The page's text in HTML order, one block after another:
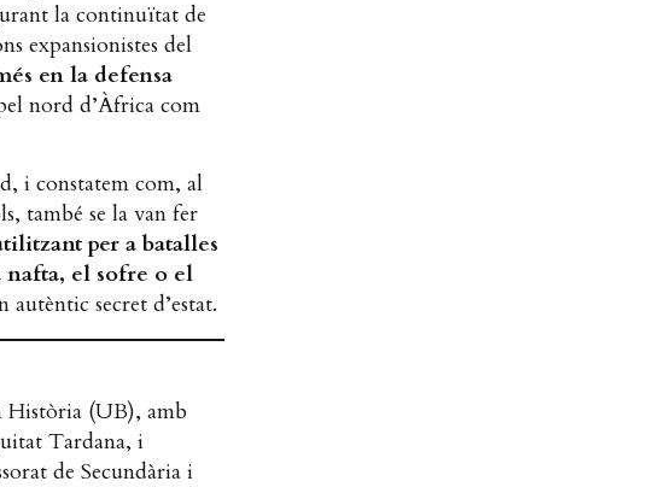
la continuïtat de
expansionistes del
en la defensa
nord d’Àfrica com
i constatem com, al
també se la van fer
per a batalles
el sofre o el
secret d’estat.
Història (UB), amb
Tardana, i
de Secundària i